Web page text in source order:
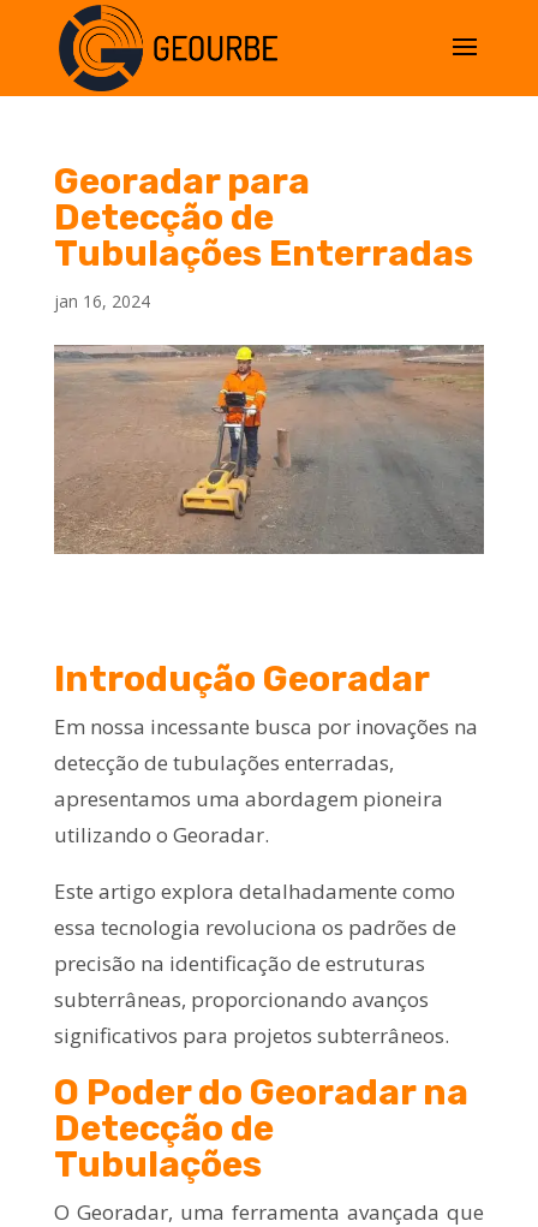
Georadar para
Detecção de
Tubulações Enterradas
jan 16, 2024
Introdução Georadar
Em nossa incessante busca por inovações na
detecção de tubulações enterradas,
apresentamos uma abordagem pioneira
utilizando o Georadar.
Este artigo explora detalhadamente como
essa tecnologia revoluciona os padrões de
precisão na identificação de estruturas
subterrâneas, proporcionando avanços
significativos para projetos subterrâneos.
O Poder do Georadar na
Detecção de
Tubulações
O Georadar, uma ferramenta avançada que